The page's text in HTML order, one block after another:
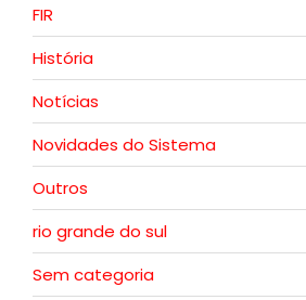
FIR
História
Notícias
Novidades do Sistema
Outros
rio grande do sul
Sem categoria